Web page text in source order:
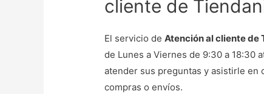
cliente de
El servicio deAtención al cliente de
de Lunes a Viernes de 9:30 a 18:30
atender sus preguntas y asistirle
compras o envíos.